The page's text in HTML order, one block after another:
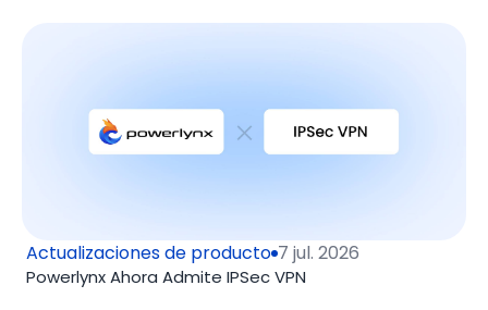
Actualizaciones de producto 7 jul. 2026
Powerlynx Ahora Admite IPSec VPN